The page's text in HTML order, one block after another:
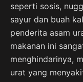
seperti sosis,
sayur dan buah
penderita asam
makanan ini
menghindarinya,
urat yang